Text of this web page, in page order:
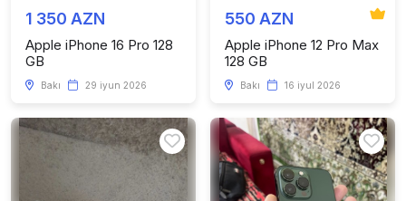
1 350 AZN
Apple iPhone 16 Pro 128
GB
Bakı 29 iyun 2026
550 AZN
Apple iPhone 12 Pro Max
128 GB
Bakı 16 iyul 2026